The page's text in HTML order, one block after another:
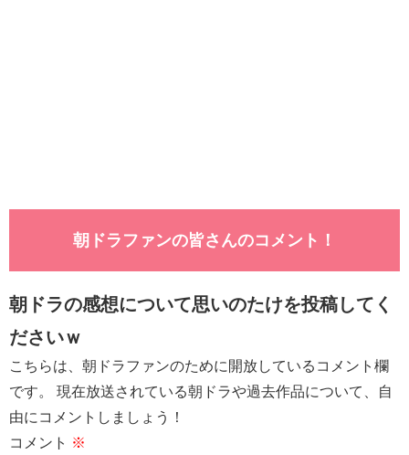
朝ドラファンの皆さんのコメント！
朝ドラの感想について思いのたけを投稿してく
ださいｗ
こちらは、朝ドラファンのために開放しているコメント欄
です。 現在放送されている朝ドラや過去作品について、自
由にコメントしましょう！
コメント ※